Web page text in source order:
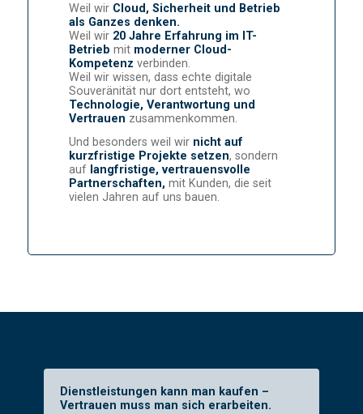
Weil wir Cloud, Sicherheit und Betrieb
als Ganzes denken.
Weil wir 20 Jahre Erfahrung im IT-
Betrieb mit moderner Cloud-
Kompetenz verbinden.
Weil wir wissen, dass echte digitale
Souveränität nur dort entsteht, wo
Technologie, Verantwortung und
Vertrauen zusammenkommen.
Und besonders weil wir nicht auf
kurzfristige Projekte setzen, sondern
auf langfristige, vertrauensvolle
Partnerschaften, mit Kunden, die seit
vielen Jahren auf uns bauen.
Dienstleistungen kann man kaufen –
Vertrauen muss man sich erarbeiten.